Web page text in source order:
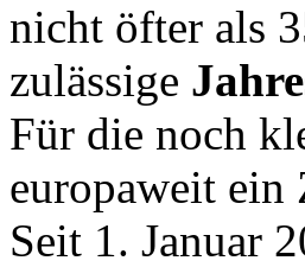
nicht öfter als
zulässige
Für die noch
europaweit
Seit 1. Januar